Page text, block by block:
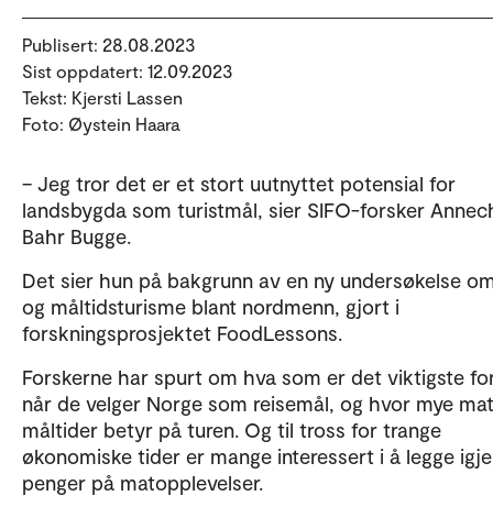
Publisert: 28.08.2023
Sist oppdatert: 12.09.2023
Tekst: Kjersti Lassen
Foto: Øystein Haara
– Jeg tror det er et stort uutnyttet potensial for
landsbygda som turistmål, sier SIFO-forsker
Bahr Bugge.
Det sier hun på bakgrunn av en ny undersøkelse
og måltidsturisme blant nordmenn, gjort i
forskningsprosjektet FoodLessons.
Forskerne har spurt om hva som er det viktigste
når de velger Norge som reisemål, og hvor mye
måltider betyr på turen. Og til tross for trange
økonomiske tider er mange interessert i å legge
penger på matopplevelser.